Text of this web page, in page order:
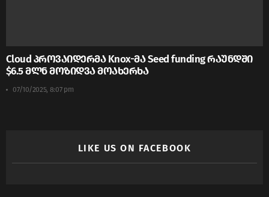
Cloud პროვაიდერმა Knox-მა Seed funding რაუნდში
$6.5 მლნ მოზიდვა მოახერხა
07/10/2025, 8:07 pm
LIKE US ON FACEBOOK